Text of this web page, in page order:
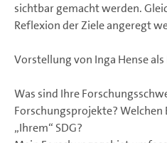
sichtbar gemacht werden.
Reflexion der Ziele angeregt
Vorstellung von Inga Hense als
Was sind Ihre
Forschungsprojekte? Welchen
„Ihrem“ SDG?